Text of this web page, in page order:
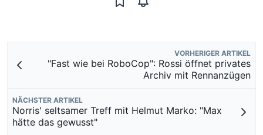
VORHERIGER ARTIKEL
"Fast wie bei RoboCop": Rossi öffnet privates
Archiv mit Rennanzügen
NÄCHSTER ARTIKEL
Norris' seltsamer Treff mit Helmut Marko: "Max
hätte das gewusst"